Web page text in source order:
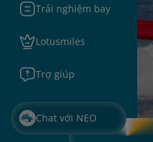
Trải nghiệm bay
Lotusmiles
Trợ giúp
Chat với NEO